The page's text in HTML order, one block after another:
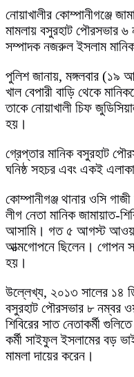
নোয়াখালীর কোম্পানীগঞ্জে
মামলায় বসুরহাট পৌরসভার ৬
সম্পাদক নজরুল ইসলাম
পুলিশ জানায়, মঙ্গলবার (১৯
খাল বেপারী বাড়ি থেকে
তাকে নোয়াখালী চিফ
হয়।
গ্রেপ্তার মানিক বসুরহাট
ঘনিষ্ঠ সহচর এবং একই
কোম্পানীগঞ্জ থানার ওসি
লীগ নেতা মানিক জামায়াত-
আসামি। গত ৫ আগস্ট
আত্মগোপনে ছিলেন। গোপন
হয়।
উল্লেখ্য, ২০১৩ সালের ১৪
বসুরহাট পৌরসভার ৮ নম্বর
শিবিরের সাত নেতাকর্মী
কর্মী সাইফুল ইসলামের বড়
মামলা দায়ের করেন।